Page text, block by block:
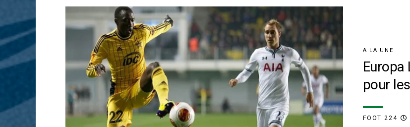
A LA UNE
Europa
pour
FOOT 224